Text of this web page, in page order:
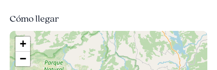
Cómo llegar
+
−